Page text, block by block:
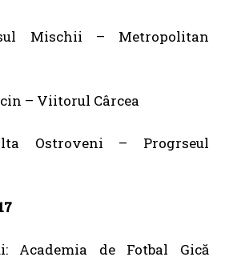
Mischii – Metropolitan
– Viitorul Cârcea
Ostroveni – Progrseul
Academia de Fotbal Gică